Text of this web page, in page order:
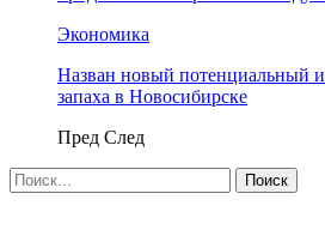
Экономика
Назван новый потенциальный
запаха в Новосибирске
Пред След